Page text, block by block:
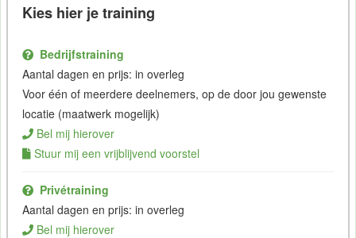
Kies hier je training
Bedrijfstraining
Aantal dagen en prijs: in overleg
Voor één of meerdere deelnemers, op de door jou gewenste
locatie (maatwerk mogelijk)
Bel mij hierover
Stuur mij een vrijblijvend voorstel
Privétraining
Aantal dagen en prijs: in overleg
Bel mij hierover